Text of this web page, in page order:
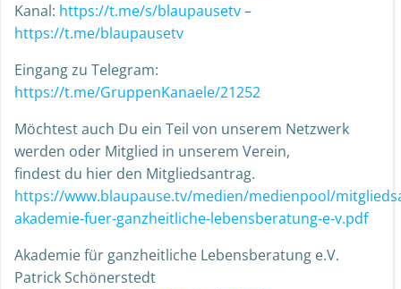
Kanal: https://t.me/s/blaupausetv–
https://t.me/blaupausetv
Eingang zu Telegram:
https://t.me/GruppenKanaele/21252
Möchtest auch Du ein Teil von unserem Netzwerk
werden oder Mitglied in unserem Verein,
findest du hier den Mitgliedsantrag.
https://www.blaupause.tv/medien/medienpool/
akademie-fuer-ganzheitliche-lebensberatung-e-v.pdf
Akademie für ganzheitliche Lebensberatung e.V.
Patrick Schönerstedt